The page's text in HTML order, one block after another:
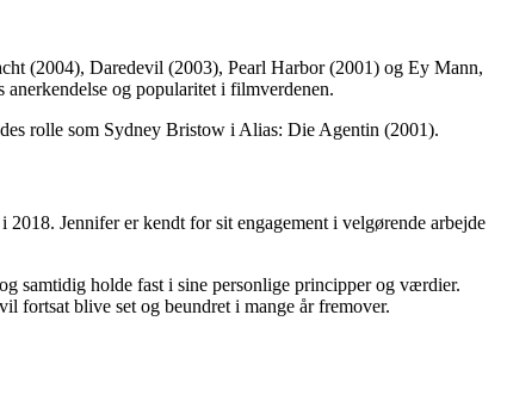
(2004), Daredevil (2003), Pearl Harbor (2001) og Ey Mann,
og popularitet i filmverdenen.
rolle som Sydney Bristow i Alias: Die Agentin (2001).
Jennifer er kendt for sit engagement i velgørende arbejde
samtidig holde fast i sine personlige principper og værdier.
fortsat blive set og beundret i mange år fremover.